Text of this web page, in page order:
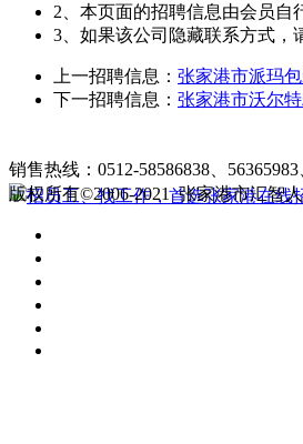
2、本页面的招聘信息由会员自
3、如果该公司隐藏联系方式，
上一招聘信息： 张家港市派玛
下一招聘信息： 张家港市沃尔
销售热线：0512-58586838、56365983
版权所有©2006-2021 张家港市汇智